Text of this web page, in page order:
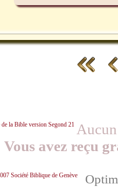
la Bible version Segond 21
Vous avez reçu
Société Biblique de Genève